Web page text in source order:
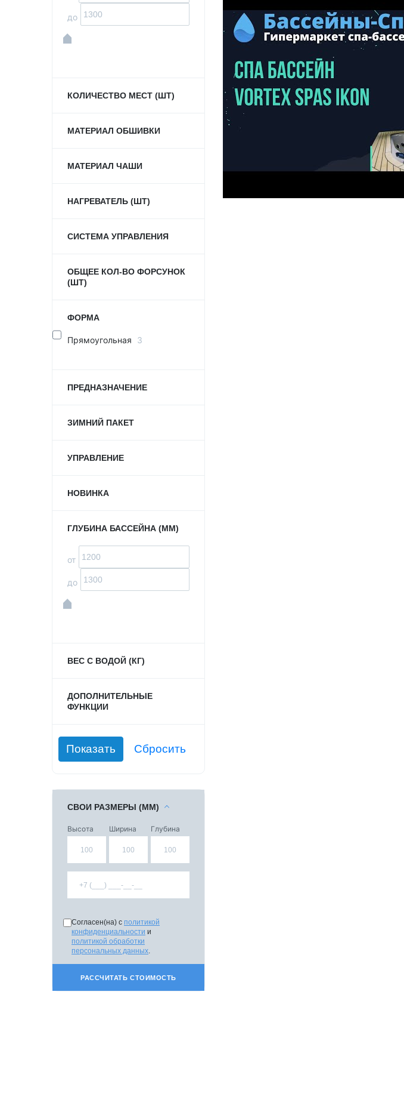
до
КОЛИЧЕСТВО МЕСТ (ШТ)
МАТЕРИАЛ ОБШИВКИ
МАТЕРИАЛ ЧАШИ
НАГРЕВАТЕЛЬ (ШТ)
СИСТЕМА УПРАВЛЕНИЯ
ОБЩЕЕ КОЛ-ВО ФОРСУНОК
(ШТ)
ФОРМА
Прямоугольная 3
ПРЕДНАЗНАЧЕНИЕ
ЗИМНИЙ ПАКЕТ
УПРАВЛЕНИЕ
НОВИНКА
ГЛУБИНА БАССЕЙНА (ММ)
от
до
ВЕС С ВОДОЙ (КГ)
ДОПОЛНИТЕЛЬНЫЕ
ФУНКЦИИ
СВОИ РАЗМЕРЫ (ММ)
Высота Ширина Глубина
Согласен(на) с политикой
конфиденциальности и
политикой обработки
персональных данных.
РАССЧИТАТЬ СТОИМОСТЬ